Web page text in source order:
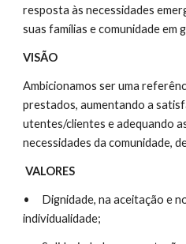
resposta às necessidades
suas famílias e comunidade em
VISÃO
Ambicionamos ser uma
prestados, aumentando a
utentes/clientes e adequando
necessidades da comunidade,
VALORES
•
Dignidade, na aceitação e
individualidade;